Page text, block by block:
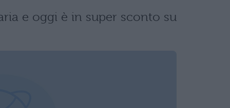
e oggi è in super sconto su